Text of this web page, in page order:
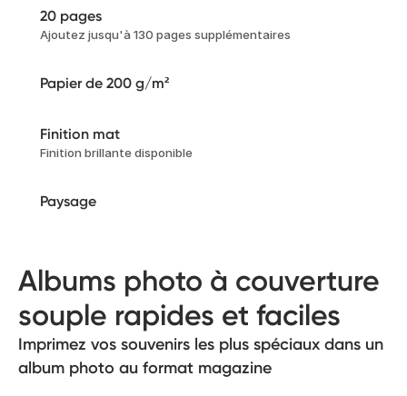
20 pages
Ajoutez jusqu'à 130 pages supplémentaires
Papier de 200 g/m²
Finition mat
Finition brillante disponible
Paysage
Albums photo à couverture
souple rapides et faciles
Imprimez vos souvenirs les plus spéciaux dans un
album photo au format magazine